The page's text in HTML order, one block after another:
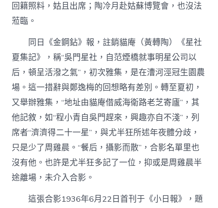
回籍照料，姑且出席；陶冷月赴姑蘇博覽會，也沒法
蒞臨。
同日《金鋼鉆》報，註銷貓庵（黃轉陶）《星社
夏集記》，稱“吳門星社，自范煙橋就事明星公司以
后，頓呈活潑之氣”，初次雅集，是在漕河涇冠生園農
場。這一措辭與鄭逸梅的回想略有差別。轉至夏初，
又舉辦雅集，“地址由貓庵借威海衛路老芝寄廬”，其
他記敘，如“程小青自吳門趕來，興趣亦自不淺”，列
席者“濟濟得二十一星”，與尤半狂所述年夜體分歧，
只是少了周雞晨。“餐后，攝影而散”，合影名單里也
沒有他。也許是尤半狂多記了一位，抑或是周雞晨半
途離場，未介入合影。
這張合影1936年6月22日首刊于《小日報》，題